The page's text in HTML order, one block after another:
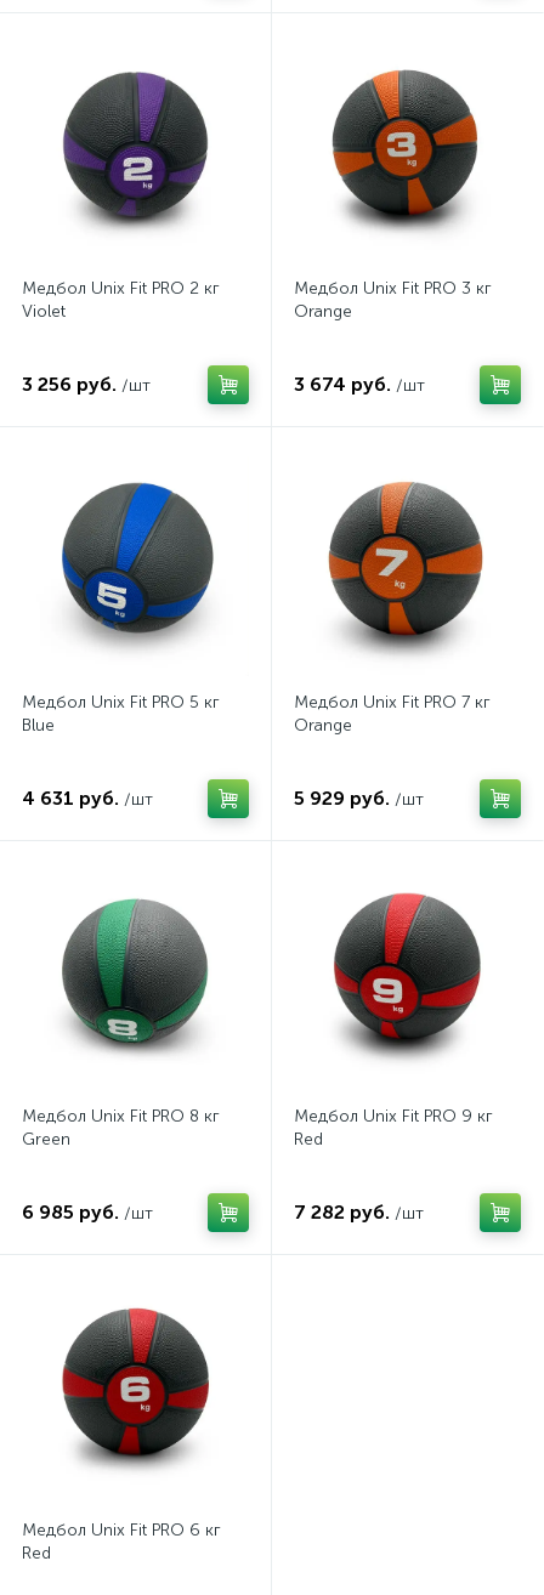
Медбол Unix Fit PRO 2 кг
Violet
3 256 руб. /шт
Медбол Unix Fit PRO 3 кг
Orange
3 674 руб. /шт
Медбол Unix Fit PRO 5 кг
Blue
4 631 руб. /шт
Медбол Unix Fit PRO 7 кг
Orange
5 929 руб. /шт
Медбол Unix Fit PRO 8 кг
Green
6 985 руб. /шт
Медбол Unix Fit PRO 9 кг
Red
7 282 руб. /шт
Медбол Unix Fit PRO 6 кг
Red